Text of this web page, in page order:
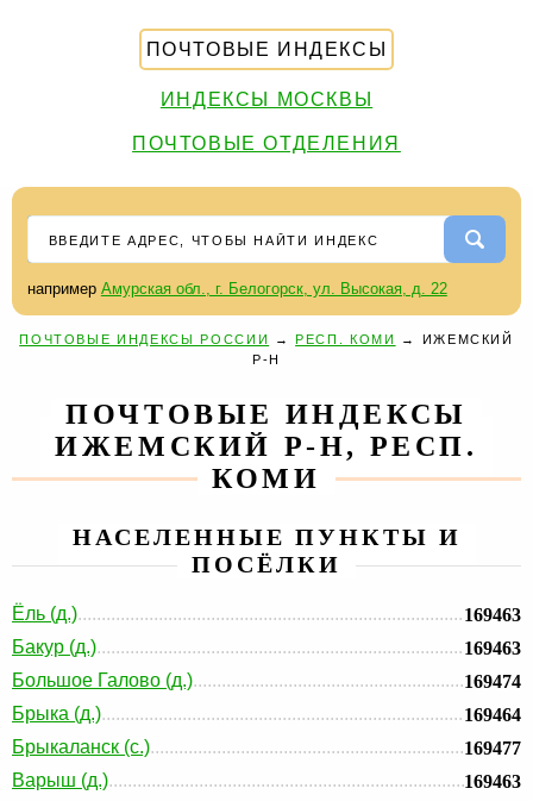
ПОЧТОВЫЕ ИНДЕКСЫ
ИНДЕКСЫ МОСКВЫ
ПОЧТОВЫЕ ОТДЕЛЕНИЯ
например Амурская обл., г. Белогорск, ул. Высокая, д. 22
ПОЧТОВЫЕ ИНДЕКСЫ РОССИИ →РЕСП. КОМИ → ИЖЕМСКИЙ
Р-Н
ПОЧТОВЫЕ ИНДЕКСЫ
ИЖЕМСКИЙ Р-Н, РЕСП.
КОМИ
НАСЕЛЕННЫЕ ПУНКТЫ И
ПОСЁЛКИ
Ёль (д.)
169463
Бакур (д.)
169463
Большое Галово (д.)
169474
Брыка (д.)
169464
Брыкаланск (с.)
169477
Варыш (д.)
169463